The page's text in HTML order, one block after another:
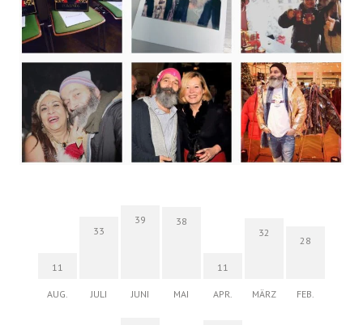
11
AUG.
33
JULI
39
JUNI
38
MAI
11
APR.
32
MÄRZ
28
FEB.